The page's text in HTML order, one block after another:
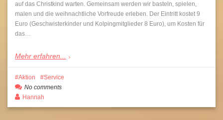
auf das Christkind warten. Gemeinsam werden wir basteln, spielen,
malen und die weihnachtliche Vorfreude erleben. Der Eintritt kostet 9
Euro (Geschwisterkinder und Kolpingmitglieder 8 Euro), um Kosten für
das…
Mehr erfahren...
Aktion
Service
No comments
Hannah